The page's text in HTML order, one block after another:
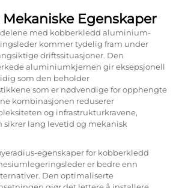
Egenskaper
med kobberkledd aluminium-
kommer tydelig fram under
driftssituasjoner. Den
aluminiumkjernen gir eksepsjonell
som den beholder
som er nødvendige for opphengte
kombinasjonen reduserer
og infrastrukturkravene,
sikrer lang levetid og mekanisk
egenskaper for kobberkledd
er bedre enn
Den optimaliserte